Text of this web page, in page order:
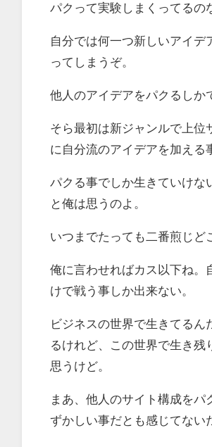
パクって実験しまくってるの
自分では何一つ新しいアイ
ってしまうぞ。
他人のアイデアをパクるしか
そら最初は新ジャンルで上位
に自分流のアイデアを加える
パクる事でしか生きていけな
と俺は思うのよ。
いつまでたっても二番煎じど
俺に言わせればカス以下ね。
けで戦う事しか出来ない。
ビジネスの世界で生きてる
るけれど、この世界で生き残
思うけど。
まあ、他人のサイト構成を
ずかしい事だとも感じてない